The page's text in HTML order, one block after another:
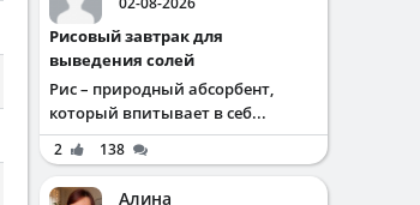
Рисовый завтрак для
выведения солей
Рис – природный абсорбент,
который впитывает в себ...
2 138
Алина